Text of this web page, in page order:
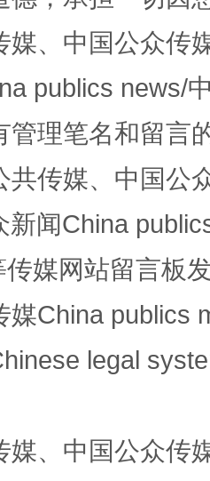
术幻境
效落实
媒、中国公众传
publics news/
管理笔名和留言
共传媒、中国公
新闻China
媒网站留言板
媒China publics
legal
媒、中国公众传